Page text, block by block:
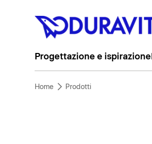
Progettazione e ispirazione
Home Prodotti